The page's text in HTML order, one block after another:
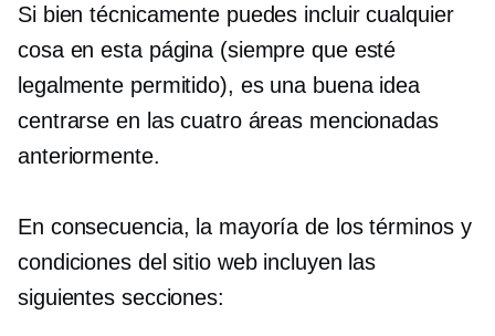
Si bien técnicamente puedes incluir cualquier
cosa en esta página (siempre que esté
legalmente permitido), es una buena idea
centrarse en las cuatro áreas mencionadas
anteriormente.
En consecuencia, la mayoría de los términos y
condiciones del sitio web incluyen las
siguientes secciones: